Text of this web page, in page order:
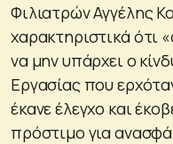
Φιλιατρών Αγγέλης
χαρακτηριστικά ότι
να μην υπάρχει ο
Εργασίας που
έκανε έλεγχο και
πρόστιμο για